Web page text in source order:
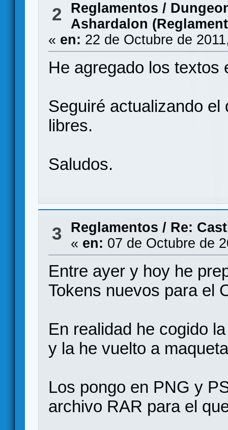
2 Reglamentos /
Ashardalon
« en: 22 de Octubre de
He agregado los textos
Seguiré actualizando
libres.
Saludos.
3 Reglamentos / Re:
« en: 07 de Octubre de
Entre ayer y hoy he
Tokens nuevos para el
En realidad he cogido
y la he vuelto a
Los pongo en PNG y
archivo RAR para el